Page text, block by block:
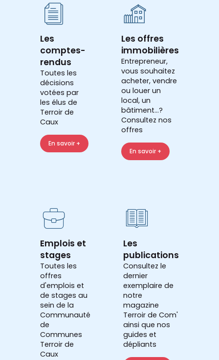
Les
comptes-
rendus
Toutes les
décisions
votées par
les élus de
Terroir de
Caux
En savoir +
Les offres
immobilières
Entrepreneur,
vous souhaitez
acheter, vendre
ou louer un
local, un
bâtiment...?
Consultez nos
offres
En savoir +
Emplois et
stages
Toutes les
offres
d'emplois et
de stages au
sein de la
Communauté
de
Communes
Terroir de
Caux
Les
publications
Consultez le
dernier
exemplaire de
notre
magazine
Terroir de Com'
ainsi que nos
guides et
dépliants